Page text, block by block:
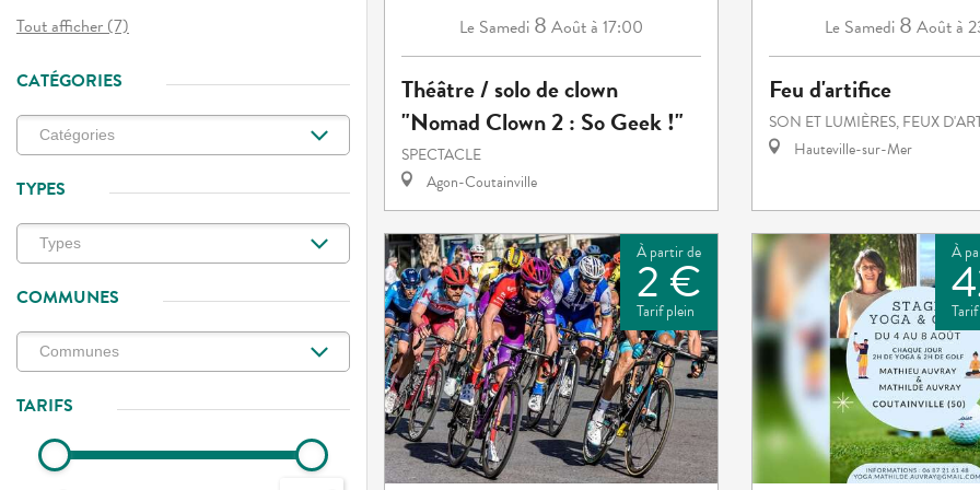
Tout afficher (7)
CATÉGORIES
TYPES
COMMUNES
TARIFS
Le Samedi 8 Aoûtà 17:00
Théâtre / solo de clown
"Nomad Clown 2 : So Geek !"
SPECTACLE
Agon-Coutainville
Le Samedi 8 Aoûtà
Feu d'artifice
SON ET LUMIÈRES, FEUX
Hauteville-sur-Mer
À partir de
2 €
Tarif plein
À